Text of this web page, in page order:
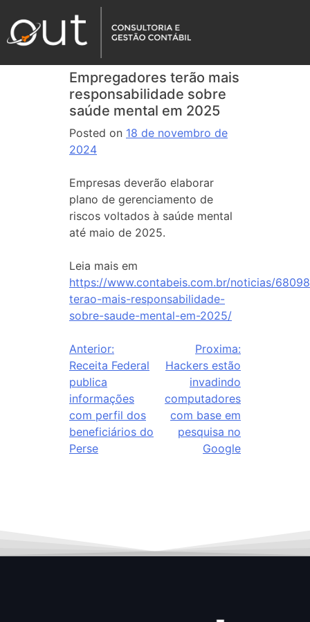
Empregadores terão mais
responsabilidade sobre
saúde mental em 2025
Posted on 18 de novembro de
2024
Empresas deverão elaborar
plano de gerenciamento de
riscos voltados à saúde mental
até maio de 2025.
Leia mais em
https://www.contabeis.com.br/noticias/
terao-mais-responsabilidade-
sobre-saude-mental-em-2025/
Anterior:
Receita Federal
publica
informações
com perfil dos
beneficiários do
Perse
Proxima:
Hackers estão
invadindo
computadores
com base em
pesquisa no
Google